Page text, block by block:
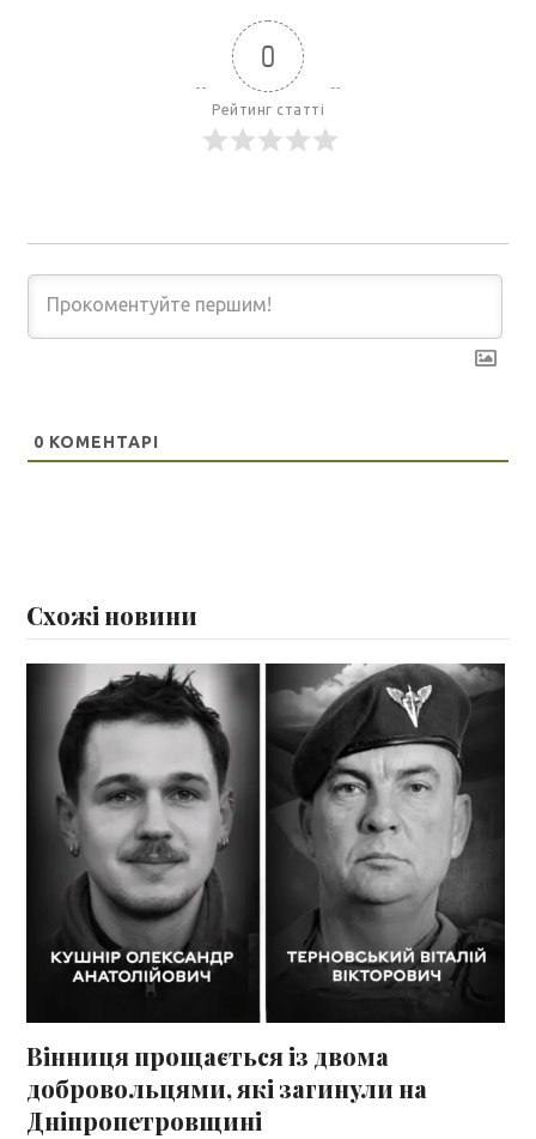
0
Рейтинг статті
0 КОМЕНТАРІ
Схожі новини
Вінниця прощається із двома
добровольцями, які загинули на
Дніпропетровщині